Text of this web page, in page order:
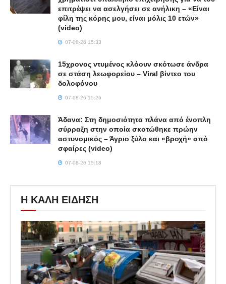
επιτρέψει να ασελγήσει σε ανήλικη – «Είναι
φίλη της κόρης μου, είναι μόλις 10 ετών»
(video)
07-08-26 15:33
15χρονος ντυμένος κλόουν σκότωσε άνδρα
σε στάση λεωφορείου – Viral βίντεο του
δολοφόνου
07-08-26 15:26
Άδανα: Στη δημοσιότητα πλάνα από ένοπλη
σύρραξη στην οποία σκοτώθηκε πρώην
αστυνομικός – Άγριο ξύλο και «βροχή» από
σφαίρες (video)
07-08-26 15:18
Η ΚΑΛΗ ΕΙΔΗΣΗ